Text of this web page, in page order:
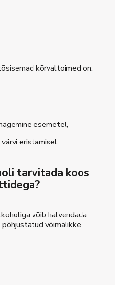
kõrvaltoimed on:
esemetel,
eristamisel.
tarvitada koos
võib halvendada
võimalikke